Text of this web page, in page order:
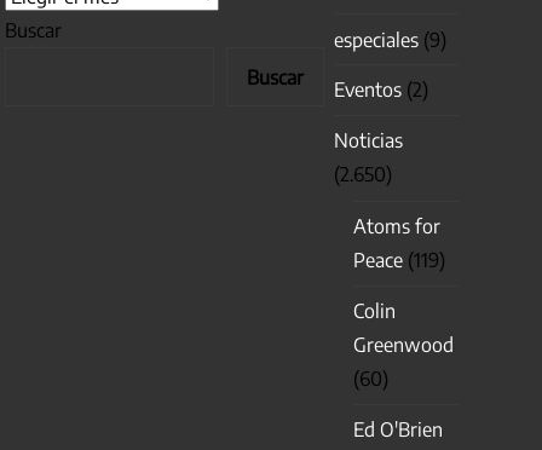
Buscar
Buscar
especiales (9)
Eventos (2)
Noticias
(2.650)
Atoms for
Peace (119)
Colin
Greenwood
(60)
Ed O'Brien